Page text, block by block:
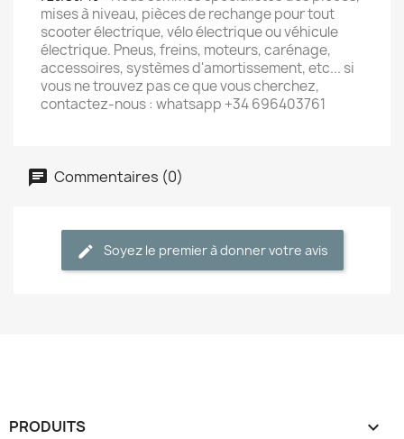
mises à niveau, pièces de rechange pour tout
scooter électrique, vélo électrique ou véhicule
électrique. Pneus, freins, moteurs, carénage,
accessoires, systèmes d'amortissement, etc... si
vous ne trouvez pas ce que vous cherchez,
contactez-nous : whatsapp +34 696403761
Commentaires (0)
Soyez le premier à donner votre avis
PRODUITS 